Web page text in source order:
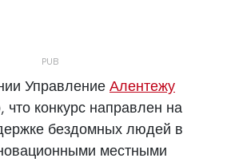
Управление Алентежу
конкурс направлен на
бездомных людей в
местными